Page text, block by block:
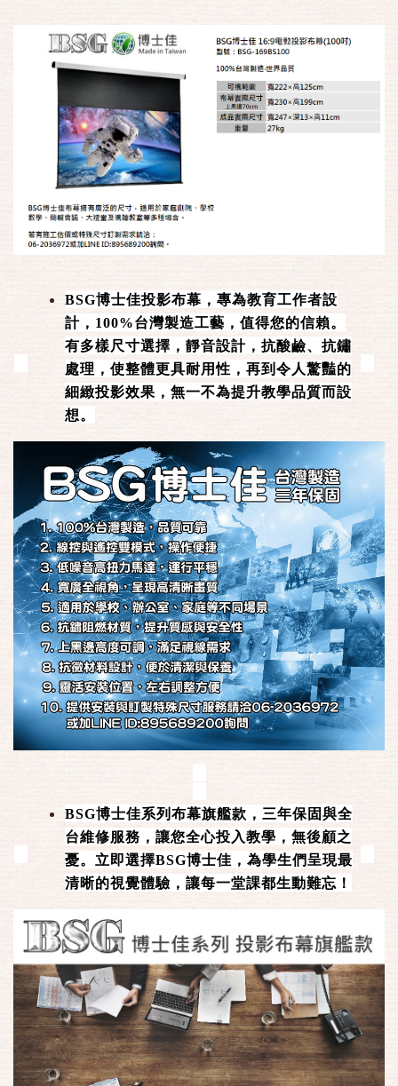
BSG博士佳投影布幕，專為教育工作者設
計，100%台灣製造工藝，值得您的信賴。
有多樣尺寸選擇，靜音設計，抗酸鹼、抗鏽
處理，使整體更具耐用性，再到令人驚豔的
細緻投影效果，無一不為提升教學品質而設
想。
BSG博士佳系列布幕旗艦款，三年保固與全
台維修服務，讓您全心投入教學，無後顧之
憂。立即選擇BSG博士佳，為學生們呈現最
清晰的視覺體驗，讓每一堂課都生動難忘！